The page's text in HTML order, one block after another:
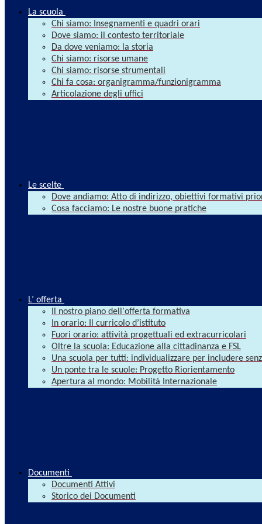
La scuola
Chi siamo: Insegnamenti e quadri orari
Dove siamo: il contesto territoriale
Da dove veniamo: la storia
Chi siamo: risorse umane
Chi siamo: risorse strumentali
Chi fa cosa: organigramma/funzionigramma
Articolazione degli uffici
Le scelte
Dove andiamo: Atto di indirizzo, obiettivi formativi
Cosa facciamo: Le nostre buone pratiche
L’ offerta
Il nostro piano dell'offerta formativa
In orario: Il curricolo d’istituto
Fuori orario: attività progettuali ed extracurricolari
Oltre la scuola: Educazione alla cittadinanza e FSL
Una scuola per tutti: individualizzare per includere
Un ponte tra le scuole: Progetto Riorientamento
Apertura al mondo: Mobilità Internazionale
Documenti
Documenti Attivi
Storico dei Documenti